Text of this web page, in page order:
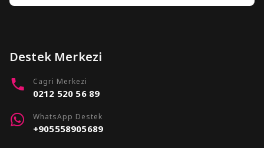
Destek Merkezi
Cagri Merkezi
0212 520 56 89
WhatsApp Destek
+905558905689